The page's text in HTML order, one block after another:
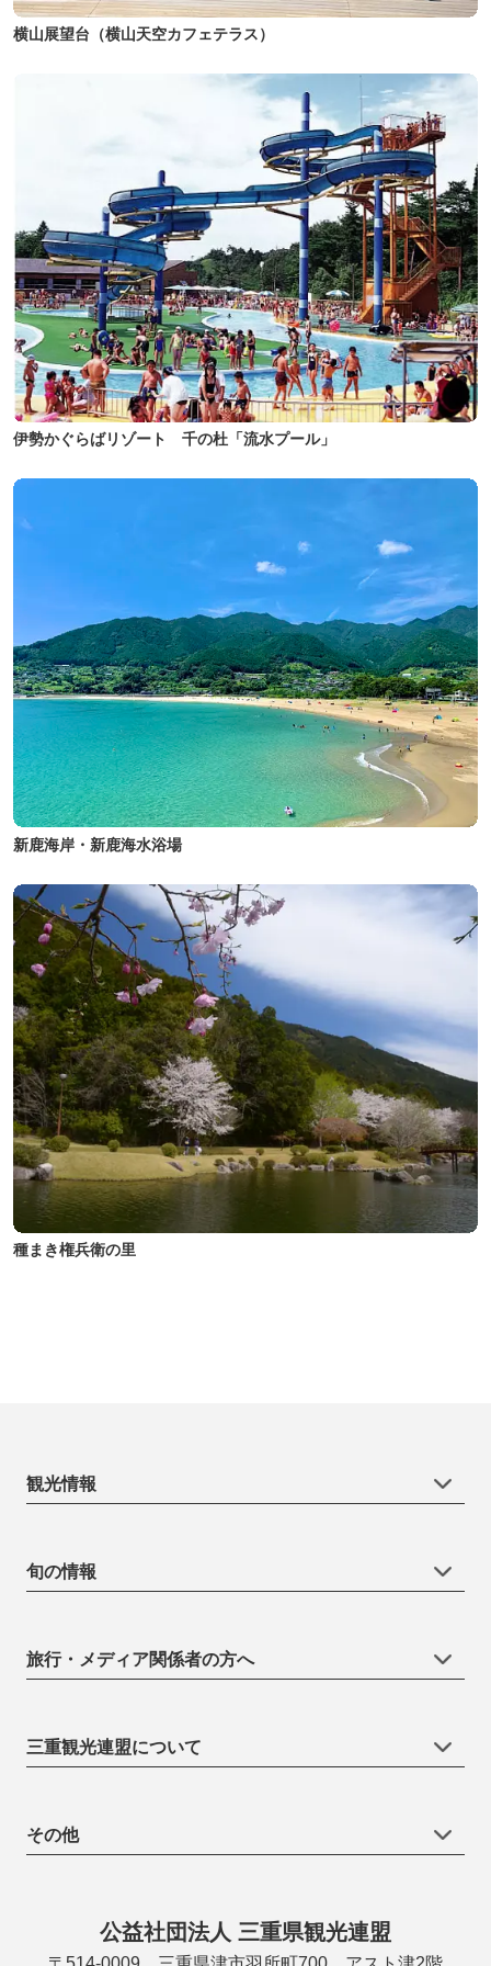
横山展望台（横山天空カフェテラス）
伊勢かぐらばリゾート 千の杜「流水プール」
新鹿海岸・新鹿海水浴場
種まき権兵衛の里
観光情報
旬の情報
旅行・メディア関係者の方へ
三重観光連盟について
その他
公益社団法人 三重県観光連盟